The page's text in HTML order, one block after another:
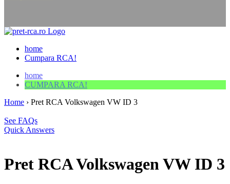
home
Cumpara RCA!
home
CUMPARA RCA!
Home › Pret RCA Volkswagen VW ID 3
See FAQs
Quick Answers
Pret RCA Volkswagen VW ID 3